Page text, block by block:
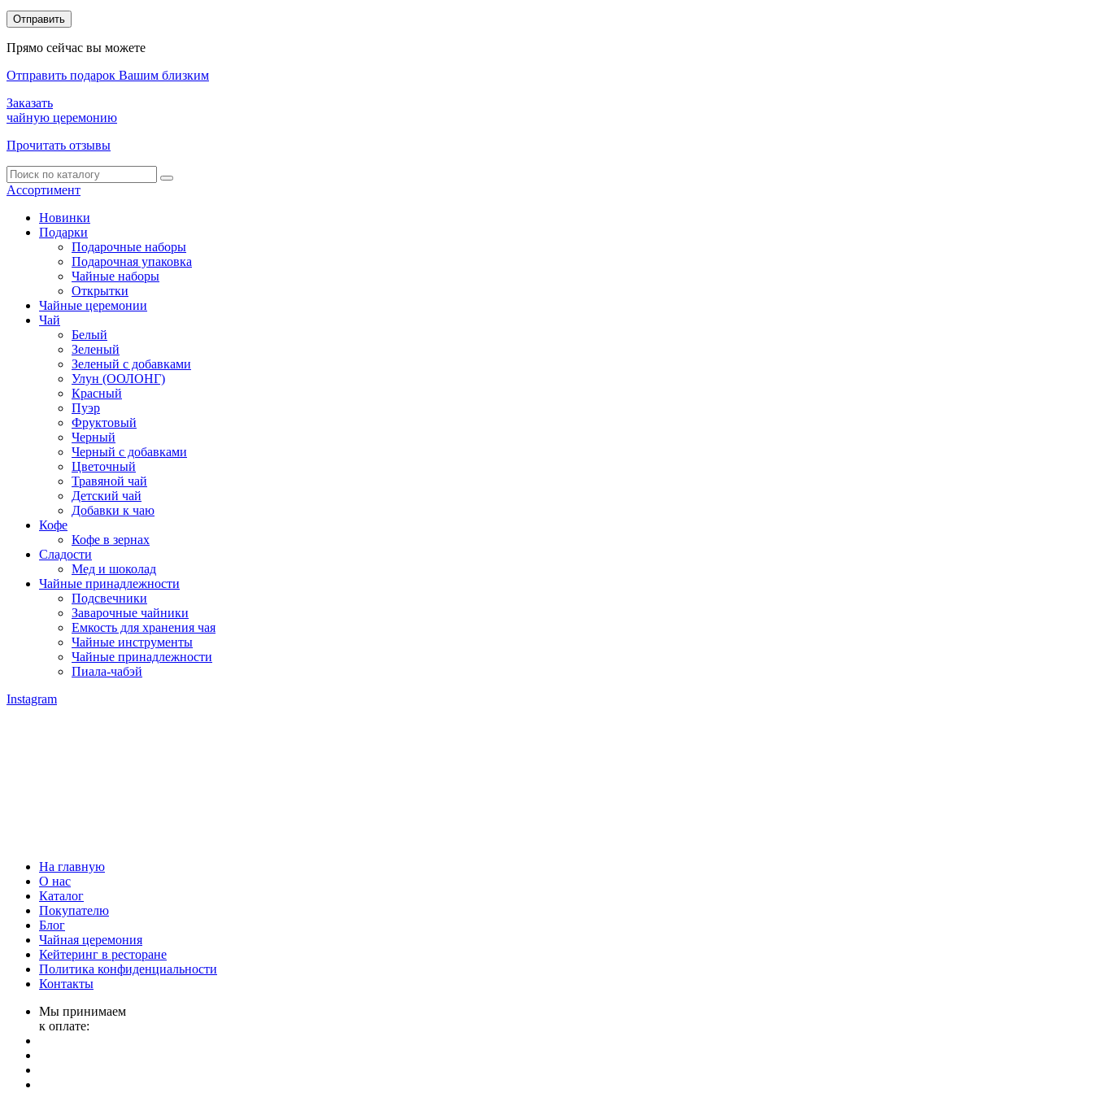
Прямо сейчас вы можете
Отправить подарок Вашим близким
Заказать
чайную церемонию
Прочитать отзывы
Ассортимент
Новинки
Подарки
Подарочные наборы
Подарочная упаковка
Чайные наборы
Открытки
Чайные церемонии
Чай
Белый
Зеленый
Зеленый с добавками
Улун (ООЛОНГ)
Красный
Пуэр
Фруктовый
Черный
Черный с добавками
Цветочный
Травяной чай
Детский чай
Добавки к чаю
Кофе
Кофе в зернах
Сладости
Мед и шоколад
Чайные принадлежности
Подсвечники
Заварочные чайники
Емкость для хранения чая
Чайные инструменты
Чайные принадлежности
Пиала-чабэй
Instagram
На главную
О нас
Каталог
Покупателю
Блог
Чайная церемония
Кейтеринг в ресторане
Политика конфиденциальности
Контакты
Мы принимаем
к оплате: